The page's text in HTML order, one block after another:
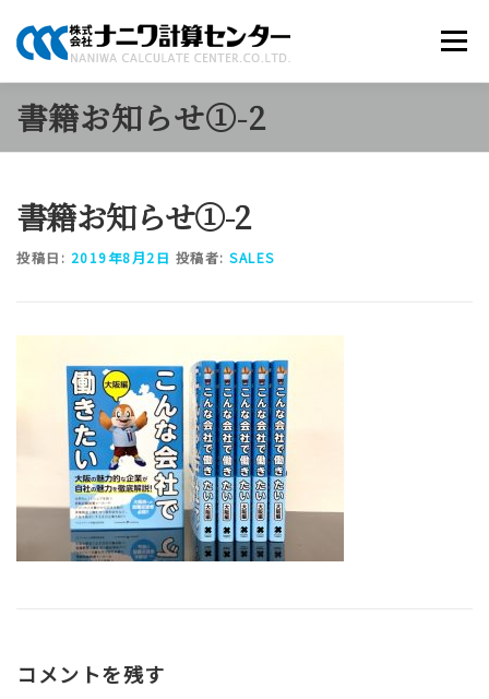
メニュー
商品のご案内 ソリューション
採用情報 お知らせ お問い合わせ
書籍お知らせ①-2
書籍お知らせ①-2
投稿日: 2019年8月2日 投稿者: SALES
コメントを残す